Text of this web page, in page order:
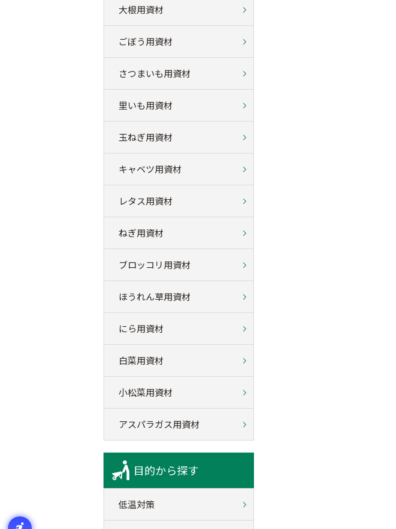
大根用資材
ごぼう用資材
さつまいも用資材
里いも用資材
玉ねぎ用資材
キャベツ用資材
レタス用資材
ねぎ用資材
ブロッコリ用資材
ほうれん草用資材
にら用資材
白菜用資材
小松菜用資材
アスパラガス用資材
目的から探す
低温対策